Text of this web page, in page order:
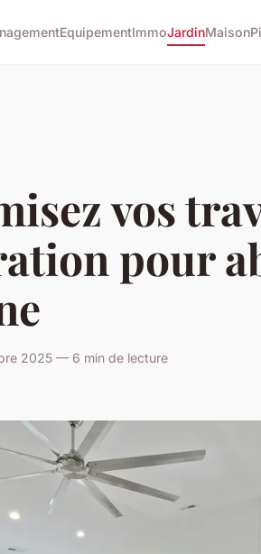
EquipementImmoJardinMaison
vos
pour
2025 — 6 min de lecture